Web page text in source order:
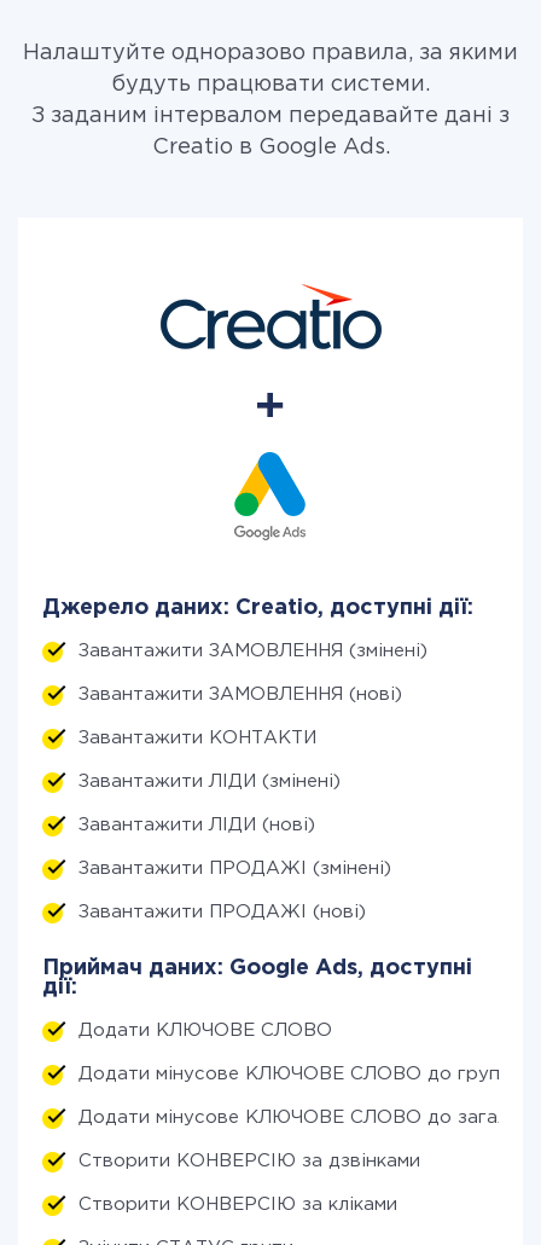
Налаштуйте одноразово правила, за якими
будуть працювати системи.
З заданим інтервалом передавайте дані з
Creatio в Google Ads.
Джерело даних: Creatio, доступні дії:
Завантажити ЗАМОВЛЕННЯ (змінені)
Завантажити ЗАМОВЛЕННЯ (нові)
Завантажити КОНТАКТИ
Завантажити ЛІДИ (змінені)
Завантажити ЛІДИ (нові)
Завантажити ПРОДАЖІ (змінені)
Завантажити ПРОДАЖІ (нові)
Приймач даних: Google Ads, доступні
дії:
Додати КЛЮЧОВЕ СЛОВО
Додати мінусове КЛЮЧОВЕ СЛОВО до групи
Додати мінусове КЛЮЧОВЕ СЛОВО до
Створити КОНВЕРСІЮ за дзвінками
Створити КОНВЕРСІЮ за кліками